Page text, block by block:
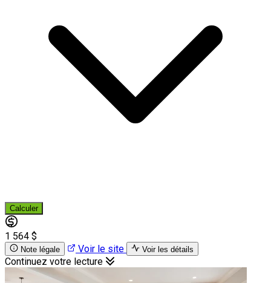
Calculer
1 564 $
Note légale Voir le site Voir les détails
Continuez votre lecture